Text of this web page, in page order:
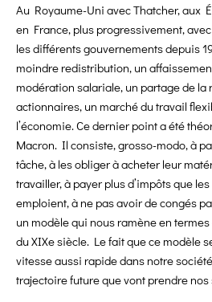
Au Royaume-Uni avec Thatcher, aux
en France, plus progressivement,
les différents gouvernements depuis
moindre redistribution, un
modération salariale, un partage de la
actionnaires, un marché du travail
l’économie. Ce dernier point a été
Macron. Il consiste, grosso-modo, à
tâche, à les obliger à acheter leur
travailler, à payer plus d’impôts que
emploient, à ne pas avoir de congés
un modèle qui nous ramène en
du XIXe siècle. Le fait que ce modèle
vitesse aussi rapide dans notre
trajectoire future que vont prendre